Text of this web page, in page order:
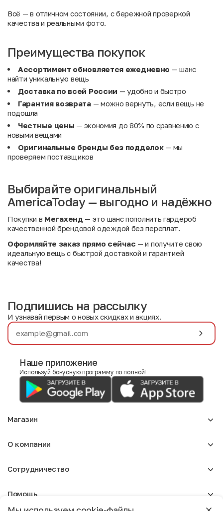
Всё — в отличном состоянии, с бережной проверкой
качества и реальными фото.
Преимущества покупок
Ассортимент обновляется ежедневно — шанс
найти уникальную вещь
Доставка по всей России — удобно и быстро
Гарантия возврата— можно вернуть, если вещь не
подошла
Честные цены — экономия до 80% по сравнению с
новыми вещами
Оригинальные бренды без подделок— мы
проверяем поставщиков
Выбирайте оригинальный
AmericaToday — выгодно и надёжно
Покупки в Мегахенд — это шанс пополнить гардероб
качественной брендовой одеждой без переплат.
Оформляйте заказ прямо сейчас — и получите свою
идеальную вещь с быстрой доставкой и гарантией
качества!
Москва
Подпишись на рассылку
И узнавай первым о новых скидках и акциях.
Наше приложение
Используй бонусную программу по полной!
Магазин
Для девочек
Женское
Мужское
О компании
Отзывы
Вакансии
Сотрудничество
Арендодателям
Реклама
Помощь